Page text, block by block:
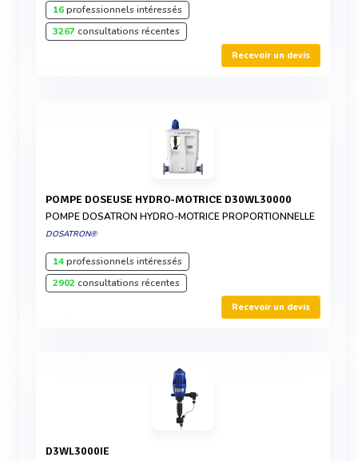
16professionnels intéressés
3267consultations récentes
Recevoir un devis
POMPE DOSEUSE HYDRO-MOTRICE D30WL30000
POMPE DOSATRON HYDRO-MOTRICE PROPORTIONNELLE
DOSATRON®
14professionnels intéressés
2902consultations récentes
Recevoir un devis
D3WL3000IE